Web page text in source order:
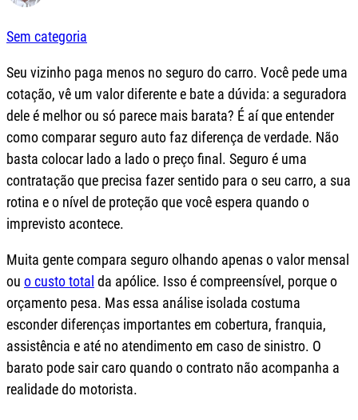
Sem categoria
Seu vizinho paga menos no seguro do carro. Você pede uma
cotação, vê um valor diferente e bate a dúvida: a seguradora
dele é melhor ou só parece mais barata? É aí que entender
como comparar seguro auto faz diferença de verdade. Não
basta colocar lado a lado o preço final. Seguro é uma
contratação que precisa fazer sentido para o seu carro, a sua
rotina e o nível de proteção que você espera quando o
imprevisto acontece.
Muita gente compara seguro olhando apenas o valor mensal
ou o custo total da apólice. Isso é compreensível, porque o
orçamento pesa. Mas essa análise isolada costuma
esconder diferenças importantes em cobertura, franquia,
assistência e até no atendimento em caso de sinistro. O
barato pode sair caro quando o contrato não acompanha a
realidade do motorista.